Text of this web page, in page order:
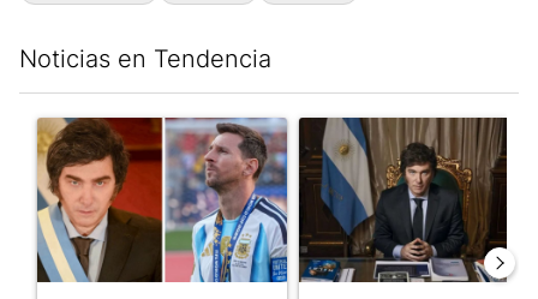
Noticias en Tendencia
Un artículo de tendencia con el título "Milei despidió a Jorge
Un artículo de tendencia